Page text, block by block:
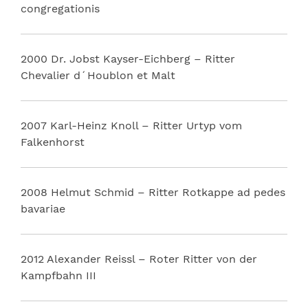
congregationis
2000 Dr. Jobst Kayser-Eichberg – Ritter
Chevalier d´Houblon et Malt
2007 Karl-Heinz Knoll – Ritter Urtyp vom
Falkenhorst
2008 Helmut Schmid – Ritter Rotkappe ad pedes
bavariae
2012 Alexander Reissl – Roter Ritter von der
Kampfbahn III